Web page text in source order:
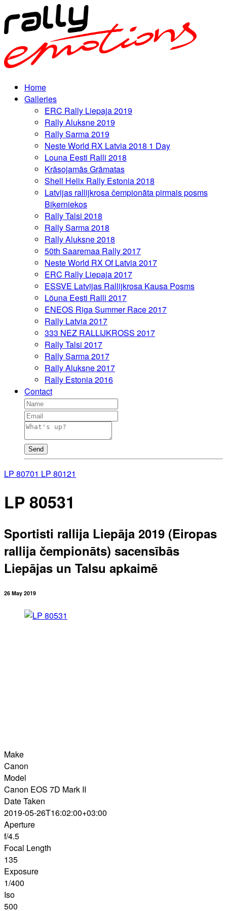
Home
Galleries
ERC Rally Liepaja 2019
Rally Aluksne 2019
Rally Sarma 2019
Neste World RX Latvia 2018 1 Day
Louna Eesti Ralli 2018
Krāsojamās Grāmatas
Shell Helix Rally Estonia 2018
Latvijas rallijkrosa čempionāta pirmais posms
Biķerniekos
Rally Talsi 2018
Rally Sarma 2018
Rally Aluksne 2018
50th Saaremaa Rally 2017
Neste World RX Of Latvia 2017
ERC Rally Liepaja 2017
ESSVE Latvijas Rallijkrosa Kausa Posms
Lõuna Eesti Ralli 2017
ENEOS Riga Summer Race 2017
Rally Latvia 2017
333 NEZ RALLIJKROSS 2017
Rally Talsi 2017
Rally Sarma 2017
Rally Aluksne 2017
Rally Estonia 2016
Contact
Send
LP 80701 LP 80121
LP 80531
Sportisti rallija Liepāja 2019 (Eiropas
rallija čempionāts) sacensībās
Liepājas un Talsu apkaimē
26 May 2019
Make
Canon
Model
Canon EOS 7D Mark II
Date Taken
2019-05-26T16:02:00+03:00
Aperture
f/4.5
Focal Length
135
Exposure
1/400
Iso
500